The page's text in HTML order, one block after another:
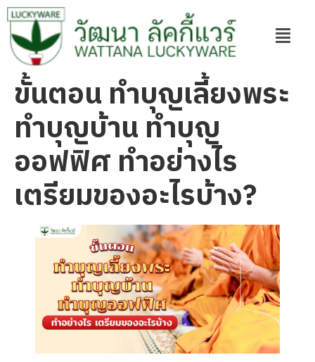
ขั้นตอน ทำบุญเลี้ยงพระ
ทำบุญบ้าน ทำบุญ
ออฟฟิศ ทำอย่างไร
เตรียมของอะไรบ้าง?